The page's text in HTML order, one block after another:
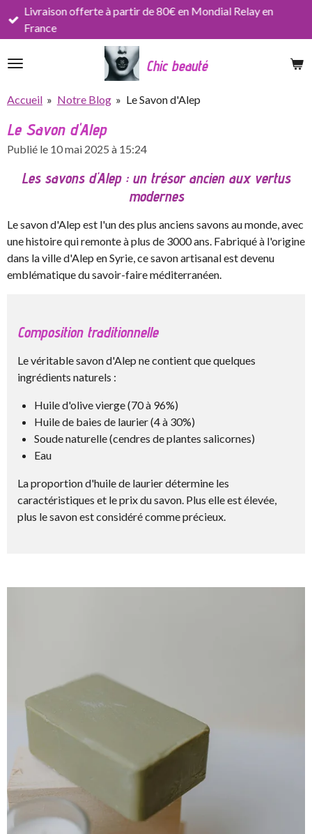
Passer
principal
Chic beauté
Livraison offerte à partir de 80€ en Mondial Relay en
France
Accueil » Notre Blog » Le Savon d'Alep
Le Savon d'Alep
Publié le 10 mai 2025 à 15:24
Les savons d'Alep : un trésor ancien aux vertus
modernes
Le savon d'Alep est l'un des plus anciens savons au monde, avec
une histoire qui remonte à plus de 3000 ans. Fabriqué à l'origine
dans la ville d'Alep en Syrie, ce savon artisanal est devenu
emblématique du savoir-faire méditerranéen.
Composition traditionnelle
Le véritable savon d'Alep ne contient que quelques
ingrédients naturels :
Huile d'olive vierge (70 à 96%)
Huile de baies de laurier (4 à 30%)
Soude naturelle (cendres de plantes salicornes)
Eau
La proportion d'huile de laurier détermine les
caractéristiques et le prix du savon. Plus elle est élevée,
plus le savon est considéré comme précieux.